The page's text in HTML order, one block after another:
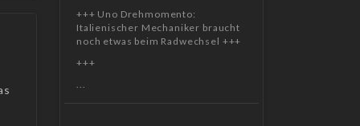
+++ Uno Drehmomento:
Italienischer Mechaniker braucht
noch etwas beim Radwechsel +++
+++
...